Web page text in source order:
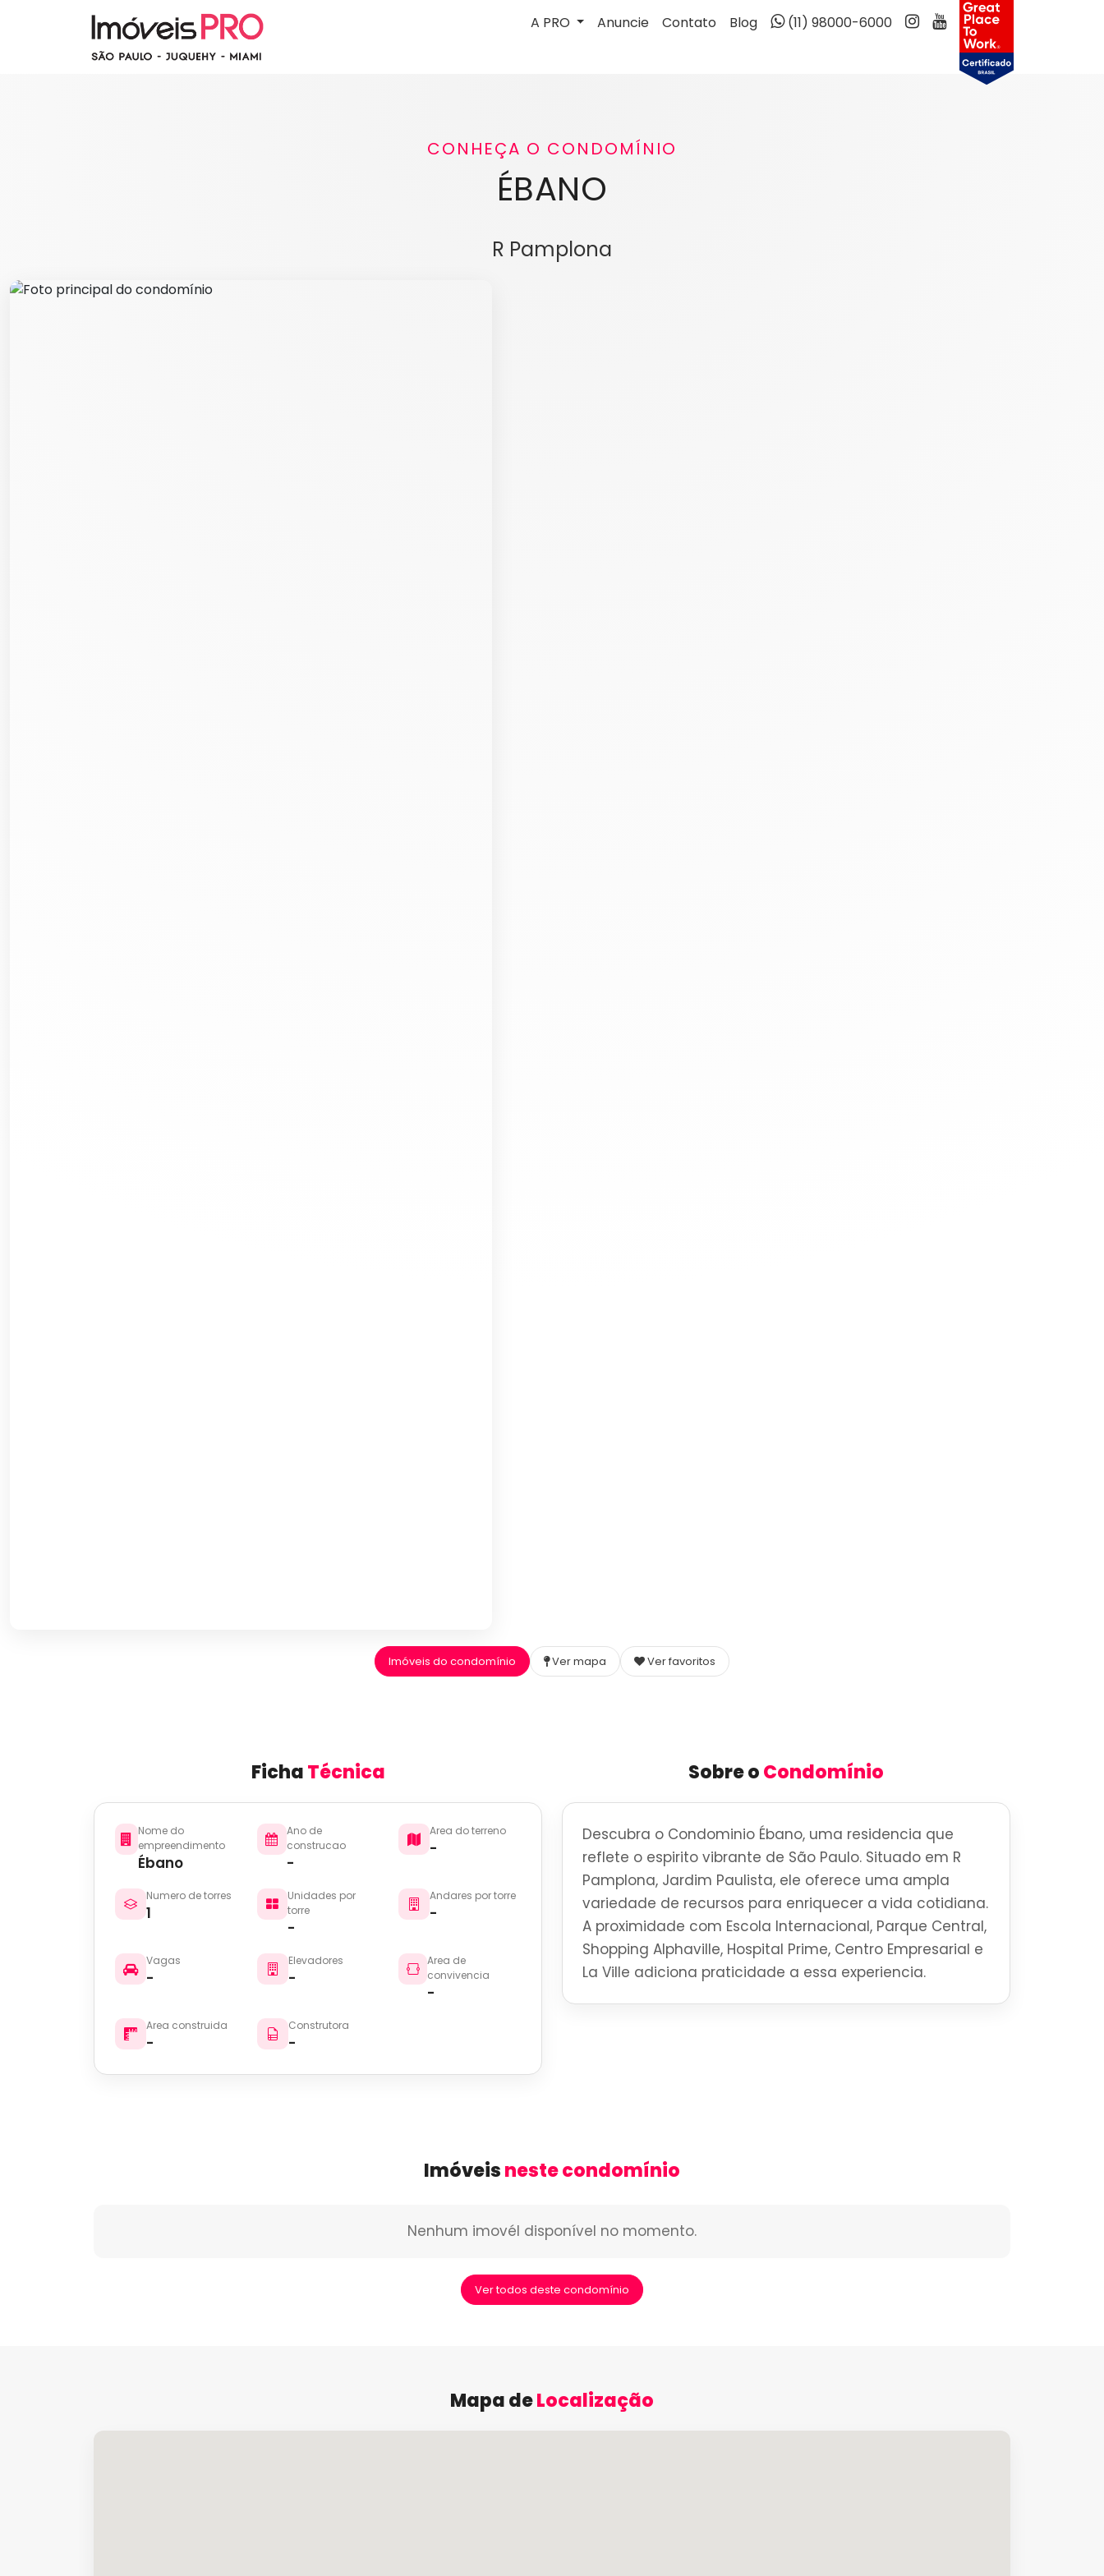
A PRO Anuncie Contato Blog (11) 98000-6000
CONHEÇA O CONDOMÍNIO
ÉBANO
R Pamplona
Imóveis do condomínio Ver mapa Ver favoritos
FichaTécnica
Nome do
empreendimento
Ébano
Ano de
construcao
-
Area do terreno
-
Numero de torres
1
Unidades por
torre
-
Andares por torre
-
Vagas
-
Elevadores
-
Area de
convivencia
-
Area construida
-
Construtora
-
Sobre oCondomínio
Descubra o Condominio Ébano, uma residencia que
reflete o espirito vibrante de São Paulo. Situado em R
Pamplona, Jardim Paulista, ele oferece uma ampla
variedade de recursos para enriquecer a vida cotidiana.
A proximidade com Escola Internacional, Parque Central,
Shopping Alphaville, Hospital Prime, Centro Empresarial e
La Ville adiciona praticidade a essa experiencia.
Imóveisneste condomínio
Nenhum imovél disponível no momento.
Ver todos deste condomínio
Mapa deLocalização